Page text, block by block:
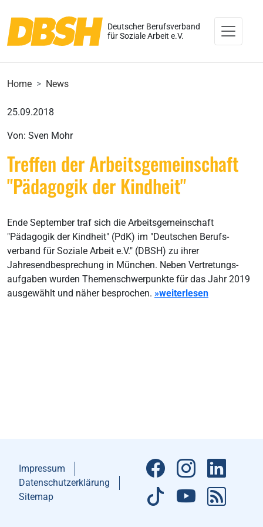
Deutscher Berufsverband
für Soziale Arbeit e.V.
Home News
25.09.2018
Von: Sven Mohr
Treffen der Arbeitsgemeinschaft
"Pädagogik der Kindheit"
Ende September traf sich die Arbeitsgemeinschaft
"Pädagogik der Kindheit" (PdK) im "Deutschen Berufs-
verband für Soziale Arbeit e.V." (DBSH) zu ihrer
Jahresendbesprechung in München. Neben Vertretungs-
aufgaben wurden Themenschwerpunkte für das Jahr 2019
ausgewählt und näher besprochen. »weiterlesen
Impressum
Datenschutzerklärung
Sitemap